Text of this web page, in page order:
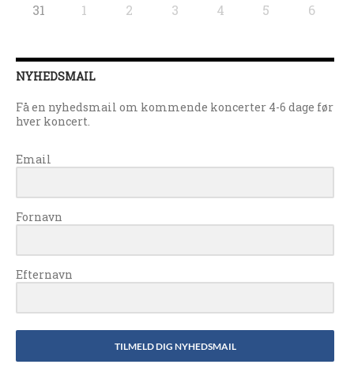
31 1 2 3 4 5 6
NYHEDSMAIL
Få en nyhedsmail om kommende koncerter 4-6 dage før
hver koncert.
Email
Fornavn
Efternavn
TILMELD DIG NYHEDSMAIL